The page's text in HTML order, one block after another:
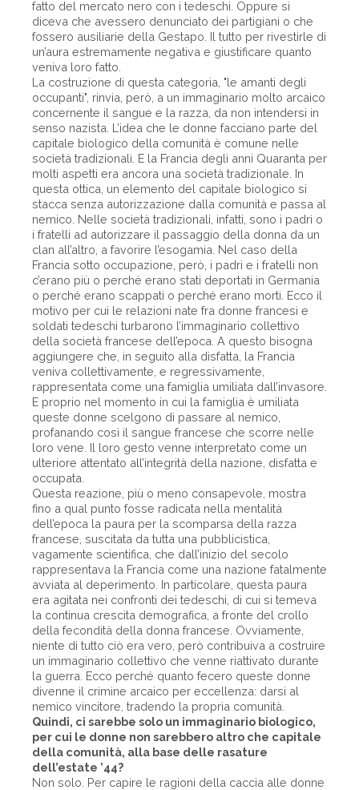
fatto del mercato nero con i tedeschi. Oppure si
diceva che avessero denunciato dei partigiani o che
fossero ausiliarie della Gestapo. Il tutto per rivestirle di
un’aura estremamente negativa e giustificare quanto
veniva loro fatto.
La costruzione di questa categoria, "le amanti degli
occupanti", rinvia, però, a un immaginario molto arcaico
concernente il sangue e la razza, da non intendersi in
senso nazista. L’idea che le donne facciano parte del
capitale biologico della comunità è comune nelle
società tradizionali. E la Francia degli anni Quaranta per
molti aspetti era ancora una società tradizionale. In
questa ottica, un elemento del capitale biologico si
stacca senza autorizzazione dalla comunità e passa al
nemico. Nelle società tradizionali, infatti, sono i padri o
i fratelli ad autorizzare il passaggio della donna da un
clan all’altro, a favorire l’esogamia. Nel caso della
Francia sotto occupazione, però, i padri e i fratelli non
c’erano più o perché erano stati deportati in Germania
o perché erano scappati o perché erano morti. Ecco il
motivo per cui le relazioni nate fra donne francesi e
soldati tedeschi turbarono l’immaginario collettivo
della società francese dell’epoca. A questo bisogna
aggiungere che, in seguito alla disfatta, la Francia
veniva collettivamente, e regressivamente,
rappresentata come una famiglia umiliata dall’invasore.
E proprio nel momento in cui la famiglia è umiliata
queste donne scelgono di passare al nemico,
profanando così il sangue francese che scorre nelle
loro vene. Il loro gesto venne interpretato come un
ulteriore attentato all’integrità della nazione, disfatta e
occupata.
Questa reazione, più o meno consapevole, mostra
fino a qual punto fosse radicata nella mentalità
dell’epoca la paura per la scomparsa della razza
francese, suscitata da tutta una pubblicistica,
vagamente scientifica, che dall’inizio del secolo
rappresentava la Francia come una nazione fatalmente
avviata al deperimento. In particolare, questa paura
era agitata nei confronti dei tedeschi, di cui si temeva
la continua crescita demografica, a fronte del crollo
della fecondità della donna francese. Ovviamente,
niente di tutto ciò era vero, però contribuiva a costruire
un immaginario collettivo che venne riattivato durante
la guerra. Ecco perché quanto fecero queste donne
divenne il crimine arcaico per eccellenza: darsi al
nemico vincitore, tradendo la propria comunità.
Quindi, ci sarebbe solo un immaginario biologico,
per cui le donne non sarebbero altro che capitale
della comunità, alla base delle rasature
dell’estate ’44?
Non solo. Per capire le ragioni della caccia alle donne